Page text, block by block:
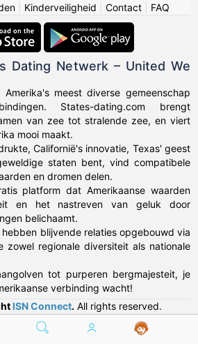
Kinderveiligheid Contact FAQ
Dating Netwerk – United We
meest diverse gemeenschap
States-dating.com brengt
van zee tot stralende zee, en viert
mooi maakt.
Californië's innovatie, Texas' geest
staten bent, vind compatibele
en dromen delen.
platform dat Amerikaanse waarden
en het nastreven van geluk door
belichaamt.
hebben blijvende relaties opgebouwd via
zowel regionale diversiteit als nationale
tot purperen bergmajesteit, je
verbinding wacht!
ISN Connect. All rights reserved.